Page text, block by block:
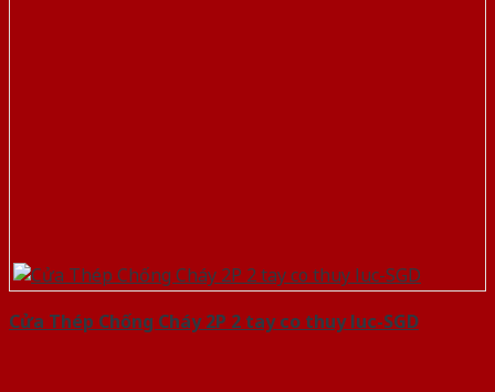
Cửa Thép Chống Cháy 2P 2 tay co thuy luc-SGD